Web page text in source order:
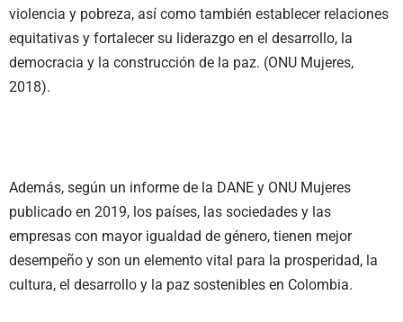
violencia y pobreza, así como también establecer relaciones
equitativas y fortalecer su liderazgo en el desarrollo, la
democracia y la construcción de la paz. (ONU Mujeres,
2018).
Además, según un informe de la DANE y ONU Mujeres
publicado en 2019, los países, las sociedades y las
empresas con mayor igualdad de género, tienen mejor
desempeño y son un elemento vital para la prosperidad, la
cultura, el desarrollo y la paz sostenibles en Colombia.